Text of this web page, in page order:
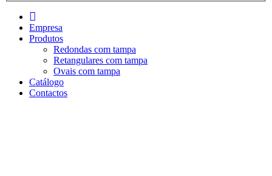
n
i
Empresa
Produtos
Redondas com tampa
Retangulares com tampa
Ovais com tampa
Catálogo
Contactos